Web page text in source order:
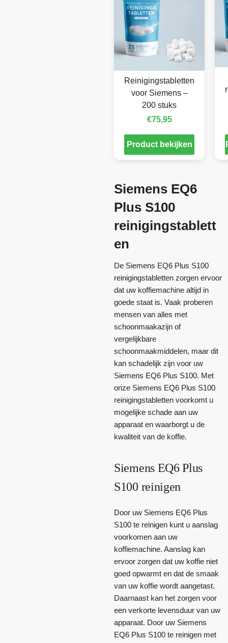
Reinigingstabletten
voor Siemens –
200 stuks
€75,95
Product bekijken
Siemens EQ6
Plus S100
reinigingstablett
en
De Siemens EQ6 Plus S100
reinigingstabletten zorgen ervoor
dat uw koffiemachine altijd in
goede staat is. Vaak proberen
mensen van alles met
schoonmaakazijn of
vergelijkbare
schoonmaakmiddelen, maar dit
kan schadelijk zijn voor uw
Siemens EQ6 Plus S100. Met
onze Siemens EQ6 Plus S100
reinigingstabletten voorkomt u
mogelijke schade aan uw
apparaat en waarborgt u de
kwaliteit van de koffie.
Siemens EQ6 Plus
S100 reinigen
Door uw Siemens EQ6 Plus
S100 te reinigen kunt u aanslag
voorkomen aan uw
koffiemachine. Aanslag kan
ervoor zorgen dat uw koffie niet
goed opwarmt en dat de smaak
van uw koffie wordt aangetast.
Daarnaast kan het zorgen voor
een verkorte levensduur van uw
apparaat. Door uw Siemens
EQ6 Plus S100 te reinigen met